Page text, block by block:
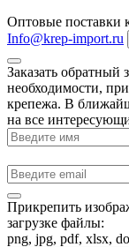
Оптовые поставки
Info@krep-import.ru
Заказать обратный
необходимости,
крепежа. В
на все
Прикрепить
загрузке файлы:
png, jpg, pdf, xlsx,